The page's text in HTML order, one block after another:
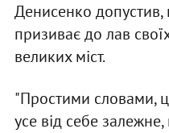
Денисенко
призиває до лав
великих міст.
"Простими словами,
усе від себе